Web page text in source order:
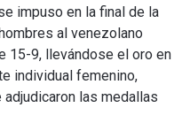
impuso en la final de la
al venezolano
15-9, llevándose el oro en
individual femenino,
adjudicaron las medallas